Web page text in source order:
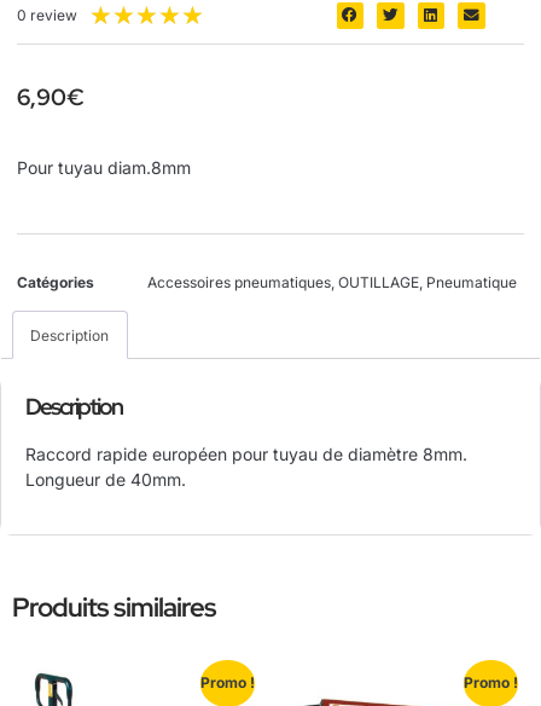
0 review ★★★★★
6,90€
Pour tuyau diam.8mm
Catégories Accessoires pneumatiques, OUTILLAGE, Pneumatique
Description
Description
Raccord rapide européen pour tuyau de diamètre 8mm.
Longueur de 40mm.
Produits similaires
Promo ! Promo !